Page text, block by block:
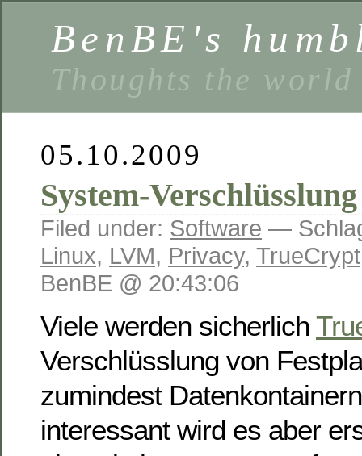
BenBE's
Thoughts the
05.10.2009
System-
Filed under: Software —
Linux, LVM, Privacy, TrueCrypt
BenBE @ 20:43:06
Viele werden sicherlich
Verschlüsslung von
zumindest
interessant wird es aber